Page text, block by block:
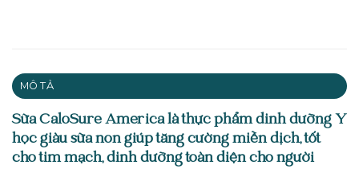
MÔ TẢ
Sữa CaloSure America là thực phẩm dinh dưỡng Y
học giàu sữa non giúp tăng cường miễn dịch, tốt
cho tim mạch, dinh dưỡng toàn diện cho người